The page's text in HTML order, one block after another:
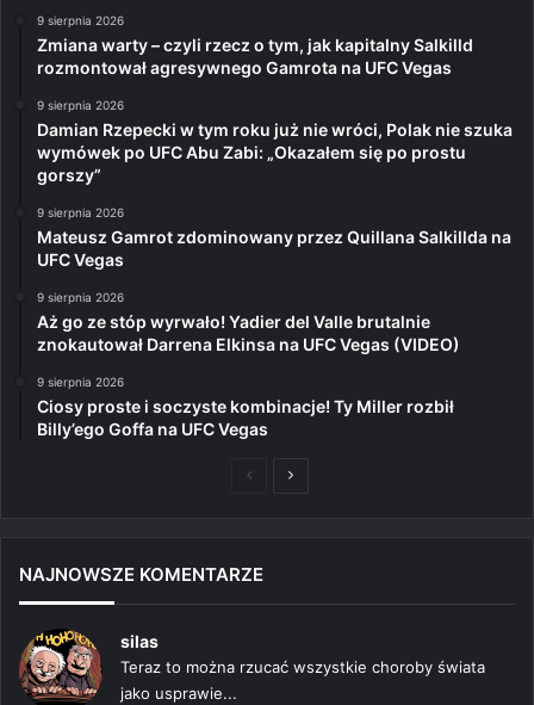
9 sierpnia 2026
Zmiana warty – czyli rzecz o tym, jak kapitalny Salkilld
rozmontował agresywnego Gamrota na UFC Vegas
9 sierpnia 2026
Damian Rzepecki w tym roku już nie wróci, Polak nie szuka
wymówek po UFC Abu Zabi: „Okazałem się po prostu
gorszy”
9 sierpnia 2026
Mateusz Gamrot zdominowany przez Quillana Salkillda na
UFC Vegas
9 sierpnia 2026
Aż go ze stóp wyrwało! Yadier del Valle brutalnie
znokautował Darrena Elkinsa na UFC Vegas (VIDEO)
9 sierpnia 2026
Ciosy proste i soczyste kombinacje! Ty Miller rozbił
Billy’ego Goffa na UFC Vegas
PoprzedniaNastępna
NAJNOWSZE KOMENTARZE
silas
Teraz to można rzucać wszystkie choroby świata
jako usprawie...